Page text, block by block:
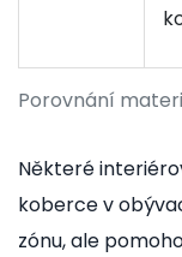
Porovnání
Některé
koberce v
zónu, ale